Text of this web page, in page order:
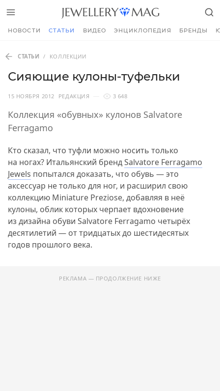
НОВОСТИ СТАТЬИ ВИДЕО ЭНЦИКЛОПЕДИЯ БРЕНДЫ
СТАТЬИ / КОЛЛЕКЦИИ
Сияющие кулоны-туфельки
15 НОЯБРЯ 2012 РЕДАКЦИЯ 3 648
Коллекция «обувных» кулонов Salvatore
Ferragamo
Кто сказал, что туфли можно носить только
на ногах? Итальянский брендSalvatore Ferragamo
Jewels попытался доказать, что обувь — это
аксессуар не только для ног, и расширил свою
коллекцию Miniature Preziose, добавляя в неё
кулоны, облик которых черпает вдохновение
из дизайна обуви Salvatore Ferragamo четырёх
десятилетий — от тридцатых до шестидесятых
годов прошлого века.
РЕКЛАМА — ПРОДОЛЖЕНИЕ НИЖЕ